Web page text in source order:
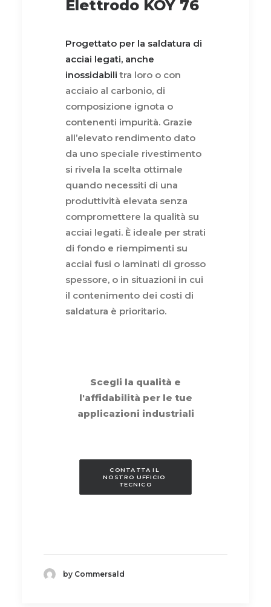
Elettrodo KOY 76
Progettato per la saldatura di
acciai legati, anche
inossidabili tra loro o con
acciaio al carbonio, di
composizione ignota o
contenenti impurità. Grazie
all’elevato rendimento dato
da uno speciale rivestimento
si rivela la scelta ottimale
quando necessiti di una
produttività elevata senza
compromettere la qualità su
acciai legati. È ideale per strati
di fondo e riempimenti su
acciai fusi o laminati di grosso
spessore, o in situazioni in cui
il contenimento dei costi di
saldatura è prioritario.
Scegli la qualità e
l'affidabilità per le tue
applicazioni industriali
CONTATTA IL
NOSTRO UFFICIO
TECNICO
by Commersald